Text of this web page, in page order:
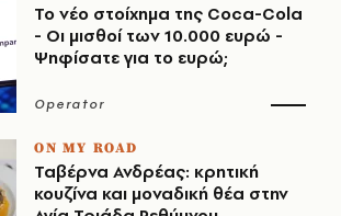
Το νέο στοίχημα της Coca-Cola
- Οι μισθοί των 10.000 ευρώ -
Ψηφίσατε για το ευρώ;
Operator
ON MY ROAD
Ταβέρνα Ανδρέας: κρητική
κουζίνα και μοναδική θέα στην